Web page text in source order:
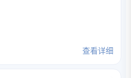
查看详细